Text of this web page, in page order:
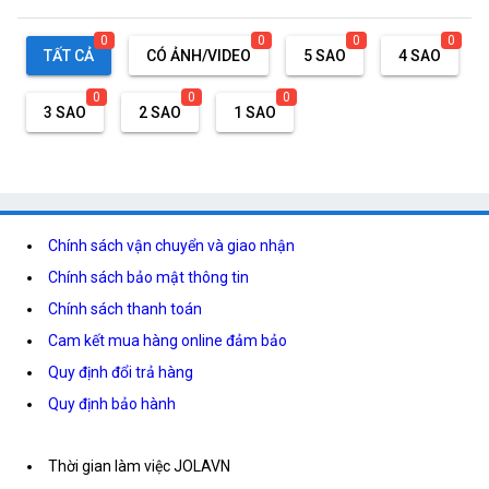
TẤT CẢ
0
CÓ ẢNH/VIDEO
0
5 SAO
0
4 SAO
0
3 SAO
0
2 SAO
0
1 SAO
0
Chính sách vận chuyển và giao nhận
Chính sách bảo mật thông tin
Chính sách thanh toán
Cam kết mua hàng online đảm bảo
Quy định đổi trả hàng
Quy định bảo hành
Thời gian làm việc JOLAVN